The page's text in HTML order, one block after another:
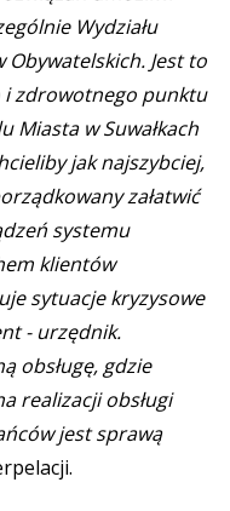
Wydziału
Obywatelskich. Jest to
i zdrowotnego punktu
Miasta w Suwałkach
jak najszybciej,
załatwić
systemu
klientów
sytuacje kryzysowe
- urzędnik.
obsługę, gdzie
realizacji obsługi
jest sprawą